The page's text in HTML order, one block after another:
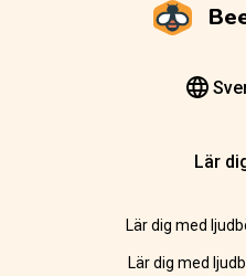
Lär
Lär dig med
Lär dig med